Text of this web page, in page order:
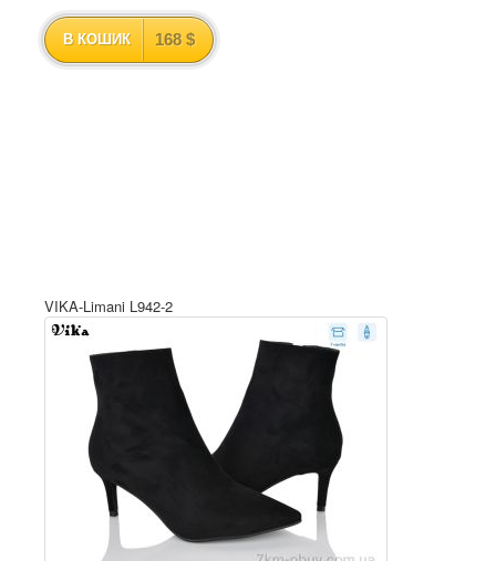
В КОШИК 168 $
VIKA-Limani L942-2